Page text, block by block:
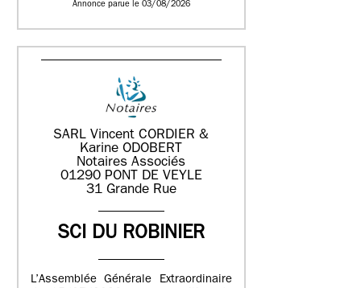
Annonce parue le 03/08/2026
SARL Vincent CORDIER &
Karine ODOBERT
Notaires Associés
01290 PONT DE VEYLE
31 Grande Rue
SCI DU ROBINIER
L’Assemblée Générale Extraordinaire